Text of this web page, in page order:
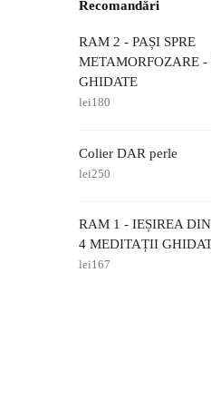
Recomandări
RAM 2 - PAȘI SPRE
METAMORFOZARE
GHIDATE
lei180
Colier DAR perle
lei250
RAM 1 - IEȘIREA
4 MEDITAȚII
lei167